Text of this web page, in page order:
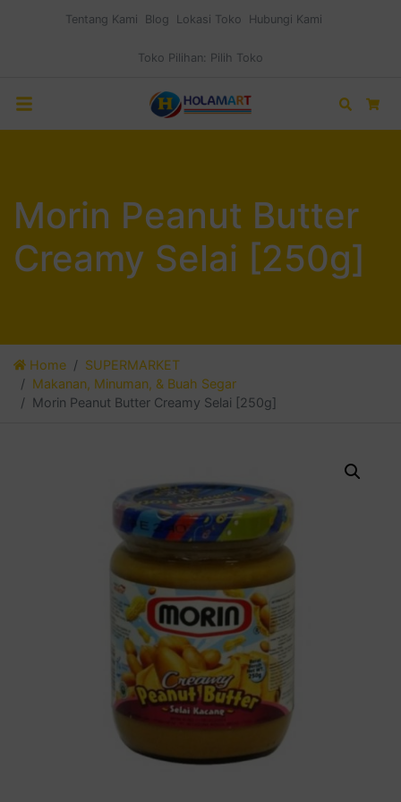
Tentang Kami Blog Lokasi Toko Hubungi Kami
Toko Pilihan: Pilih Toko
Search
Morin Peanut Butter
Creamy Selai [250g]
Home
SUPERMARKET
Makanan, Minuman, & Buah Segar
Morin Peanut Butter Creamy Selai [250g]